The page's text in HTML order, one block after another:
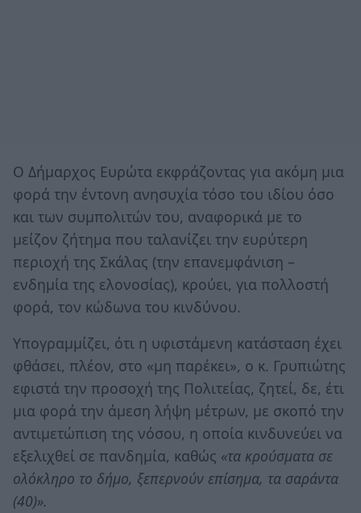
Ο Δήμαρχος Ευρώτα εκφράζοντας για ακόμη μια
φορά την έντονη ανησυχία τόσο του ιδίου όσο
και των συμπολιτών του, αναφορικά με το
μείζον ζήτημα που ταλανίζει την ευρύτερη
περιοχή της Σκάλας (την επανεμφάνιση –
ενδημία της ελονοσίας), κρούει, για πολλοστή
φορά, τον κώδωνα του κινδύνου.
Υπογραμμίζει, ότι η υφιστάμενη κατάσταση έχει
φθάσει, πλέον, στο «μη παρέκει», ο κ. Γρυπιώτης
εφιστά την προσοχή της Πολιτείας, ζητεί, δε, έτι
μια φορά την άμεση λήψη μέτρων, με σκοπό την
αντιμετώπιση της νόσου, η οποία κινδυνεύει να
εξελιχθεί σε πανδημία, καθώς «τα κρούσματα σε
ολόκληρο το δήμο, ξεπερνούν επίσημα, τα σαράντα
(40)».